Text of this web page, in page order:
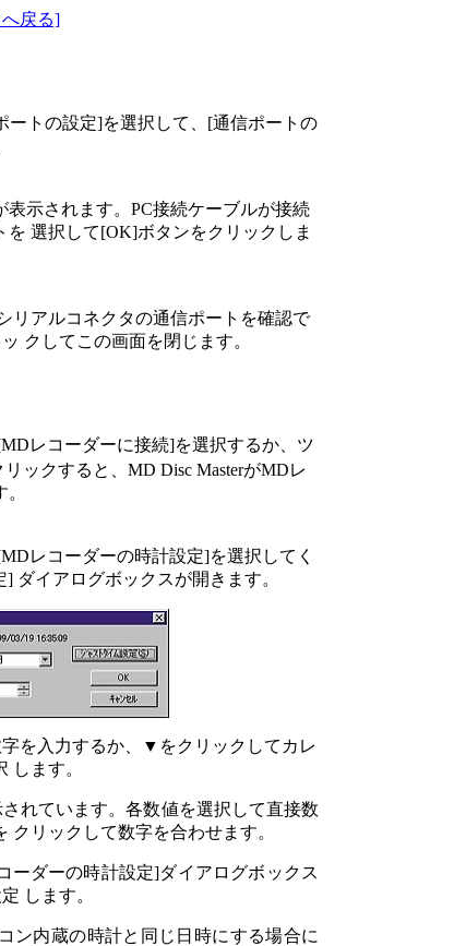
戻る]
ートの設定]を選択して、[通信ポートの
示されます。PC接続ケーブルが接続
選択して[OK]ボタンをクリックしま
リアルコネクタの通信ポートを確認で
クしてこの画面を閉じます。
レコーダーに接続]を選択するか、ツ
リックすると、MD Disc MasterがMDレ
レコーダーの時計設定]を選択してく
ダイアログボックスが開きます。
を入力するか、▼をクリックしてカレ
します。
れています。各数値を選択して直接数
リックして数字を合わせます。
ーダーの時計設定]ダイアログボックス
します。
ン内蔵の時計と同じ日時にする場合に